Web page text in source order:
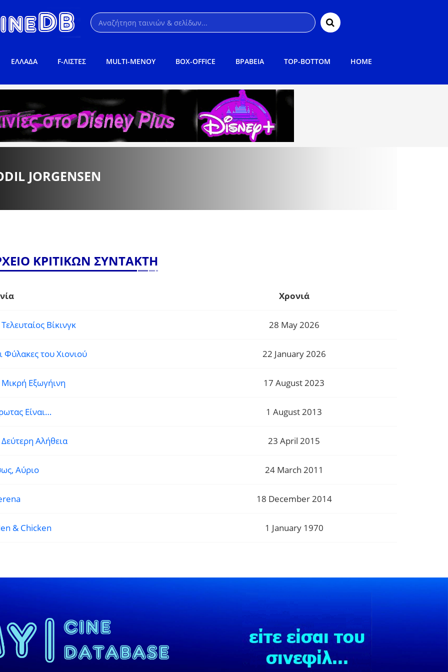
ΕΛΛΑΔΑ F-ΛΙΣΤΕΣ MULTI-ΜΕΝΟΥ BOX-OFFICE ΒΡΑΒΕΙΑ TOP-BOTTOM HOME
JORGENSEN
ΚΡΙΤΙΚΩΝ ΣΥΝΤΑΚΤΗ
Χρονιά
Βίκινγκ 28 May 2026
Φύλακες του Χιονιού 22 January 2026
Εξωγήινη 17 August 2023
Είναι… 1 August 2013
Αλήθεια 23 April 2015
Αύριο 24 March 2011
18 December 2014
& Chicken 1 January 1970